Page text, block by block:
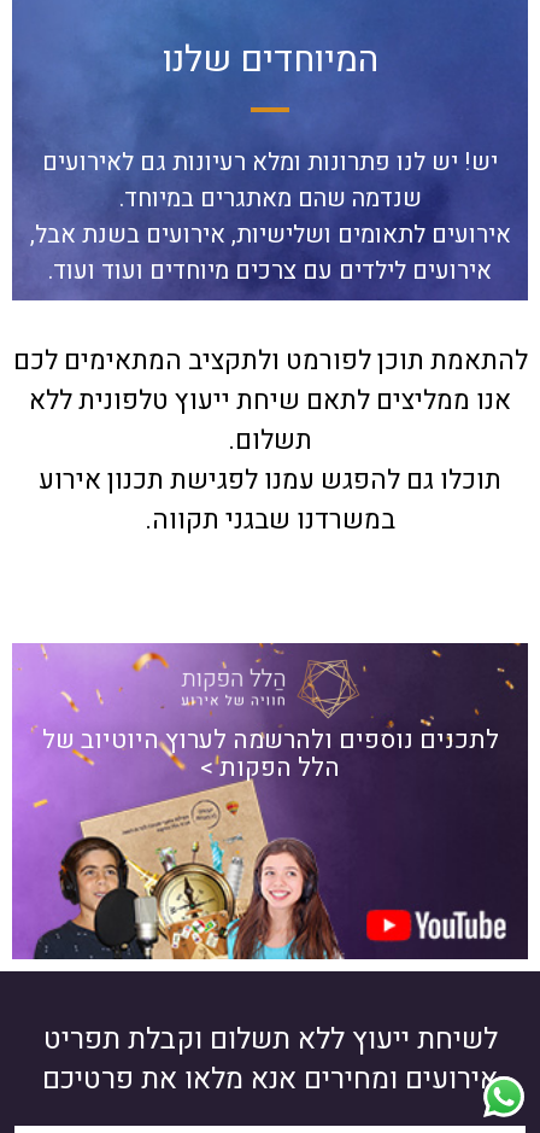
המיוחדים שלנו
יש! יש לנו פתרונות ומלא רעיונות גם לאירועים
שנדמה שהם מאתגרים במיוחד.
אירועים לתאומים ושלישיות, אירועים בשנת אבל,
אירועים לילדים עם צרכים מיוחדים ועוד ועוד.
להתאמת תוכן לפורמט ולתקציב המתאימים לכם
אנו ממליצים לתאם שיחת ייעוץ טלפונית ללא
תשלום.
תוכלו גם להפגש עמנו לפגישת תכנון אירוע
במשרדנו שבגני תקווה.
לתכנים נוספים ולהרשמה לערוץ היוטיוב של
הלל הפקות >
לשיחת ייעוץ ללא תשלום וקבלת תפריט
אירועים ומחירים אנא מלאו את פרטיכם